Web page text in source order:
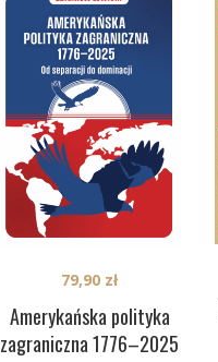
Amerykańska polityka
zagraniczna 1776–2025
79,90 zł